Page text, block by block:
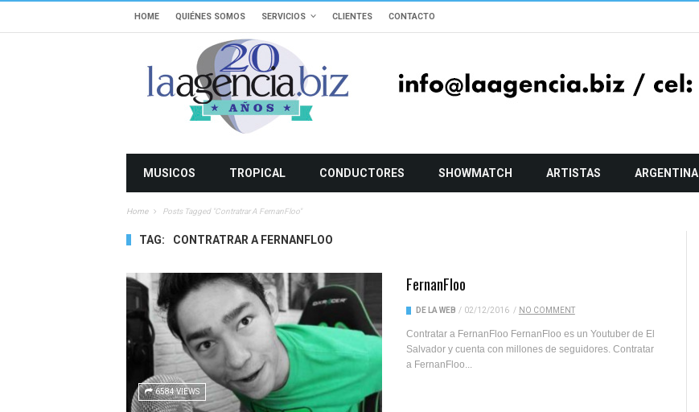
HOME QUIÉNES SOMOS SERVICIOS CLIENTES CONTACTO
MUSICOS TROPICAL CONDUCTORES SHOWMATCH ARTISTAS ARGENTINA
Home Posts Tagged "Contratrar A FernanFloo"
TAG: CONTRATRAR A FERNANFLOO
6584 VIEWS
FernanFloo
DE LA WEB / 02/12/2016 / NO COMMENT
Contratar a FernanFloo FernanFloo es un Youtuber de El
Salvador y cuenta con millones de seguidores. Contratar
a FernanFloo...